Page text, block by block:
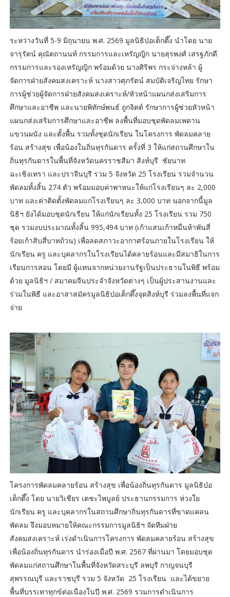
ระหว่างวันที่ 5-9 มิถุนายน พ.ศ. 2569 มูลนิธิป่อเต็กตึ๊ง นำโดย นาย
จารุรัตน์ คุณัตถานนท์ กรรมการและเหรัญญิก นายสุรพงศ์ เสรฐภักดี
กรรมการและรองเหรัญญิก พร้อมด้วย นางศิริพร กระจ่างหล้า ผู้
จัดการฝ่ายสังคมสงเคราะห์ นางสาวศุภรัตน์ สมบัติเจริญไทย รักษา
การผู้ช่วยผู้จัดการฝ่ายสังคมสงเคราะห์/หัวหน้าแผนกส่งเสริมการ
ศึกษาและอาชีพ และนายพิทักษ์พนธ์ ถูกจิตต์ รักษาการผู้ช่วยหัวหน้า
แผนกส่งเสริมการศึกษาและอาชีพ ลงพื้นที่มอบชุดพัดลมเพดาน
แขวนผนัง และตั้งพื้น รวมทั้งชุดนักเรียน ในโครงการ พัดลมคลาย
ร้อน สร้างสุข เพื่อน้องในถิ่นทุรกันดาร ครั้งที่ 3 ให้แก่สถานศึกษาใน
ถิ่นทุรกันดารในพื้นที่จังหวัดนครราชสีมา สิงห์บุรี ชัยนาท
ฉะเชิงเทรา และปราจีนบุรี รวม 5 จังหวัด 25 โรงเรียน รวมจำนวน
พัดลมทั้งสิ้น 274 ตัว พร้อมมอบค่าพาหนะให้แก่โรงเรียนๆ ละ 2,000
บาท และค่าติดตั้งพัดลมแก่โรงเรียนๆ ละ 3,000 บาท นอกจากนี้มูล
นิธิฯ ยังได้มอบชุดนักเรียน ให้แก่นักเรียนทั้ง 25 โรงเรียน รวม 750
ชุด รวมงบประมาณทั้งสิ้น 995,494 บาท (เก้าแสนเก้าหมื่นห้าพันสี่
ร้อยเก้าสิบสี่บาทถ้วน) เพื่อลดสภาวะอากาศร้อนภายในโรงเรียน ให้
นักเรียน ครู และบุคลากรในโรงเรียนได้คลายร้อนและมีสมาธิในการ
เรียนการสอน โดยมี ผู้แทนจากหน่วยงานรัฐเป็นประธานในพิธี พร้อม
ด้วย มูลนิธิฯ / สมาคมจีนประจำจังหวัดต่างๆ เป็นผู้ประสานงานและ
ร่วมในพิธี และอาสาสมัครมูลนิธิป่อเต็กตึ๊งจุดสิงห์บุรี ร่วมลงพื้นที่แจก
จ่าย
โครงการพัดลมคลายร้อน สร้างสุข เพื่อน้องถิ่นทุรกันดาร มูลนิธิป่อ
เต็กตึ๊ง โดย นายวิเชียร เตชะไพบูลย์ ประธานกรรมการ ห่วงใย
นักเรียน ครู และบุคลากรในสถานศึกษาถิ่นทุรกันดารที่ขาดแคลน
พัดลม จึงมอบหมายให้คณะกรรมการมูลนิธิฯ จัดทีมฝ่าย
สังคมสงเคราะห์ เร่งดำเนินการโครงการ พัดลมคลายร้อน สร้างสุข
เพื่อน้องถิ่นทุรกันดาร นำร่องเมื่อปี พ.ศ. 2567 ที่ผ่านมา โดยมอบชุด
พัดลมแก่สถานศึกษาในพื้นที่จังหวัดสระบุรี ลพบุรี กาญจนบุรี
สุพรรณบุรี และราชบุรี รวม 5 จังหวัด 25 โรงเรียน และได้ขยาย
พื้นที่บรรเทาทุกข์ต่อเนื่องในปี พ.ศ. 2569 รวมการดำเนินการ